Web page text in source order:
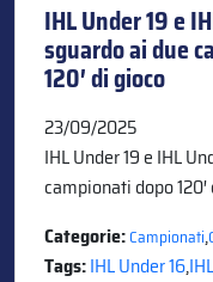
IHL Under 19 e
sguardo ai due
120′ di gioco
23/09/2025
IHL Under 19 e IHL
campionati dopo
Categorie:Campionati,
Tags:IHL Under 16,